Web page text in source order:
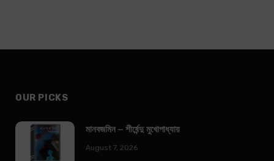
OUR PICKS
মানবজমিন – শীর্ষেন্দু মুখোপাধ্যায়
August 7, 2026